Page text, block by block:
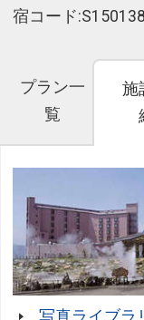
宿コード:S150138
プラン一
覧
施